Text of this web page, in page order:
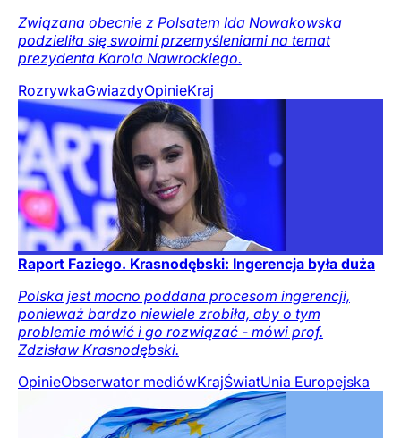
Związana obecnie z Polsatem Ida Nowakowska
podzieliła się swoimi przemyśleniami na temat
prezydenta Karola Nawrockiego.
RozrywkaGwiazdyOpinieKraj
Raport Faziego. Krasnodębski: Ingerencja była duża
Polska jest mocno poddana procesom ingerencji,
ponieważ bardzo niewiele zrobiła, aby o tym
problemie mówić i go rozwiązać - mówi prof.
Zdzisław Krasnodębski.
OpinieObserwator mediówKrajŚwiatUnia Europejska